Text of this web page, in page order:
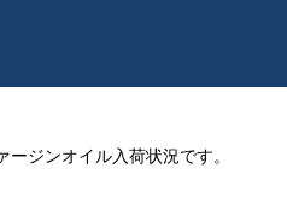
ジンオイル入荷状況です。